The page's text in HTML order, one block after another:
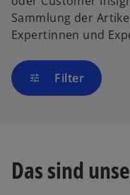
Sammlung der
Expertinnen und
tune Filter
Das sind